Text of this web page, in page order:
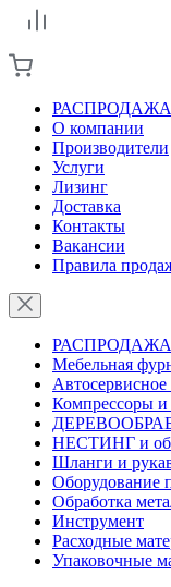
РАСПРОДАЖА
О компании
Производители
Услуги
Лизинг
Доставка
Контакты
Вакансии
Правила
РАСПРОДАЖА
Мебельная
Автосервисное
Компрессоры и
НЕСТИНГ и
Шланги и
Оборудование
Обработка
Инструмент
Расходные
Упаковочные